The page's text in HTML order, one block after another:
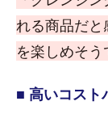
れる商品だ
を楽しめそう
■ 高いコスト